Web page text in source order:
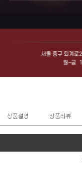
상품설명 상품리뷰